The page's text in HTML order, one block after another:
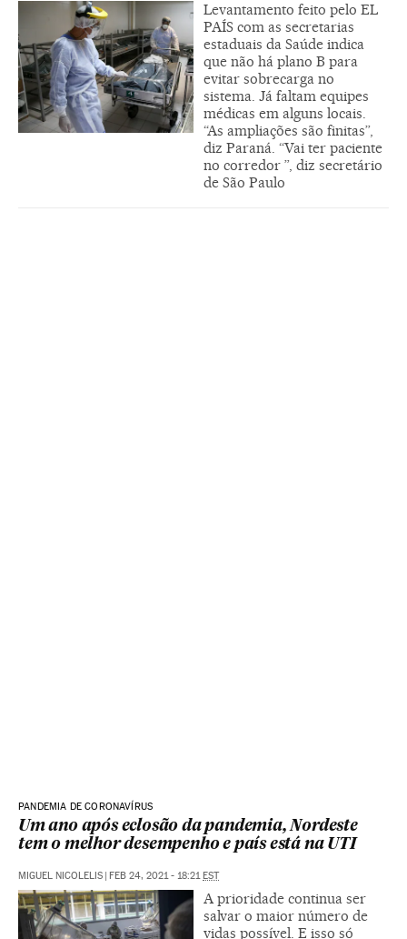
Levantamento feito pelo EL
PAÍS com as secretarias
estaduais da Saúde indica
que não há plano B para
evitar sobrecarga no
sistema. Já faltam equipes
médicas em alguns locais.
“As ampliações são finitas”,
diz Paraná. “Vai ter paciente
no corredor ”, diz secretário
de São Paulo
PANDEMIA DE CORONAVÍRUS
Um ano após eclosão da pandemia, Nordeste
tem o melhor desempenho e país está na UTI
MIGUEL NICOLELIS | FEB 24, 2021 - 18:21EST
A prioridade continua ser
salvar o maior número de
vidas possível. E isso só